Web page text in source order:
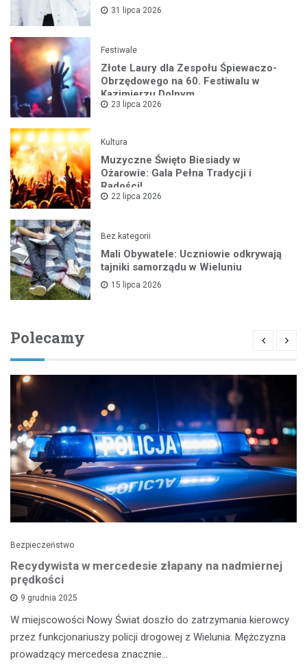
31 lipca 2026
Festiwale
Złote Laury dla Zespołu Śpiewaczo-
Obrzędowego na 60. Festiwalu w
Kazimierzu Dolnym
23 lipca 2026
Kultura
Muzyczne Święto Biesiady w
Ożarowie: Gala Pełna Tradycji i
Radości!
22 lipca 2026
Bez kategorii
Mali Obywatele: Uczniowie odkrywają
tajniki samorządu w Wieluniu
15 lipca 2026
Polecamy
Bezpieczeństwo
Recydywista w mercedesie złapany na nadmiernej
prędkości
9 grudnia 2025
W miejscowości Nowy Świat doszło do zatrzymania kierowcy
przez funkcjonariuszy policji drogowej z Wielunia. Mężczyzna
prowadzący mercedesa znacznie…